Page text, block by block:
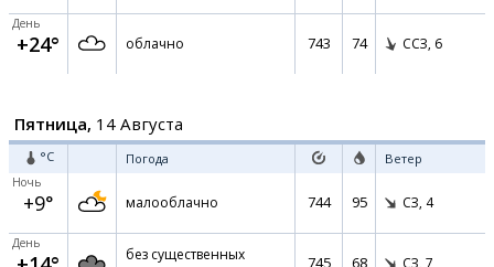
День
+24° облачно 743 74 ССЗ, 6
Пятница, 14 Августа
°C Погода Ветер
Ночь
+9° малооблачно 744 95 СЗ, 4
День
без существенных
745 68 СЗ, 7